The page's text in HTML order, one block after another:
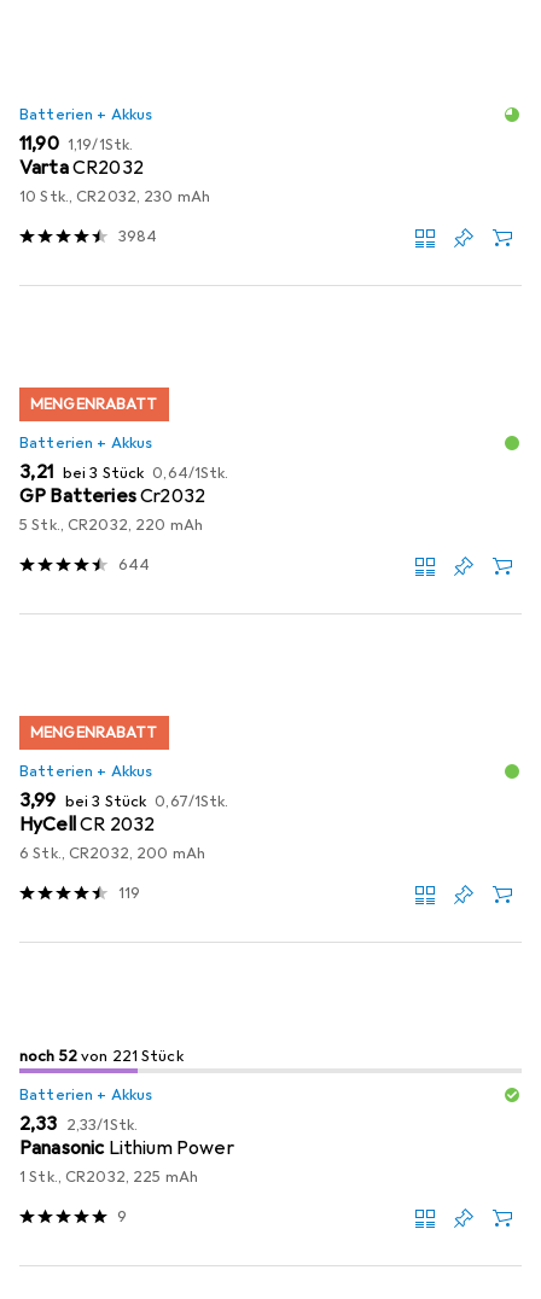
Batterien + Akkus
EUR
11,90 EUR
1,19/1Stk.
VartaCR2032
10 Stk., CR2032, 230 mAh
3984
MENGENRABATT
Batterien + Akkus
EUR
3,21 bei 3 Stück EUR
0,64/1Stk.
GP BatteriesCr2032
5 Stk., CR2032, 220 mAh
644
MENGENRABATT
Batterien + Akkus
EUR
3,99 bei 3 Stück EUR
0,67/1Stk.
HyCellCR 2032
6 Stk., CR2032, 200 mAh
119
52/ 221
52von 221 Stück
noch 52von 221 Stück
Batterien + Akkus
EUR
2,33 EUR
2,33/1Stk.
Panasonic Lithium Power
1 Stk., CR2032, 225 mAh
9